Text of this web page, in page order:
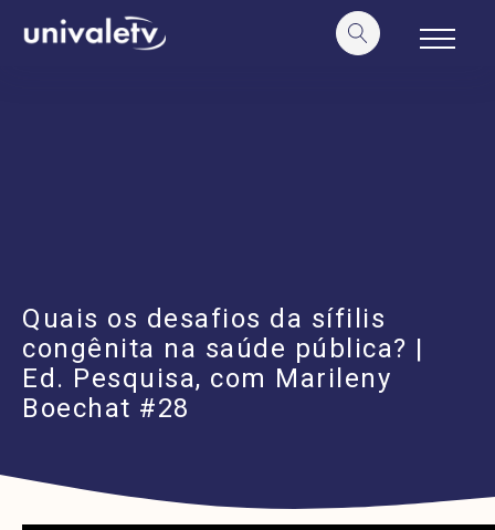
conteúdo
Quais os desafios da sífilis
congênita na saúde pública? |
Ed. Pesquisa, com Marileny
Boechat #28